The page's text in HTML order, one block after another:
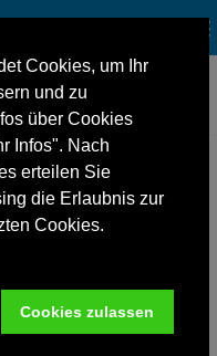
DR. VON
IST DIE
Cookies, um Ihr
und zu
über Cookies
Infos". Nach
erteilen Sie
die Erlaubnis zur
Cookies.
Cookies zulassen